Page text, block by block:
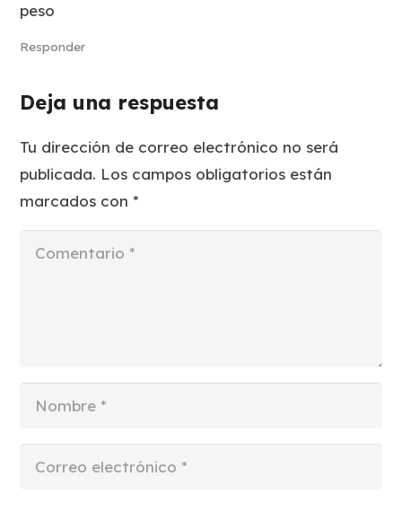
peso
Responder
Deja una respuesta
Tu dirección de correo electrónico no será
publicada. Los campos obligatorios están
marcados con*